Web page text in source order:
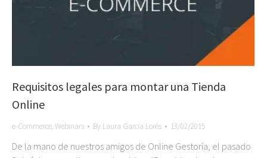
Requisitos legales para montar una Tienda
Online
e-Commerce,Webinars By Laura Garcia Lorés 13/02/2015
De la mano de nuestros amigos de Online Gestoría, el pasado